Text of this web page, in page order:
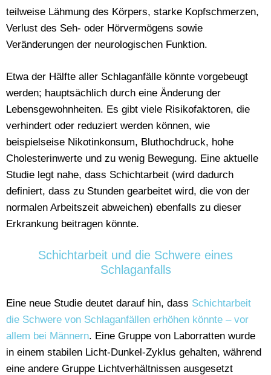
teilweise Lähmung des Körpers, starke Kopfschmerzen,
Verlust des Seh- oder Hörvermögens sowie
Veränderungen der neurologischen Funktion.
Etwa der Hälfte aller Schlaganfälle könnte vorgebeugt
werden; hauptsächlich durch eine Änderung der
Lebensgewohnheiten. Es gibt viele Risikofaktoren, die
verhindert oder reduziert werden können, wie
beispielseise Nikotinkonsum, Bluthochdruck, hohe
Cholesterinwerte und zu wenig Bewegung. Eine aktuelle
Studie legt nahe, dass Schichtarbeit (wird dadurch
definiert, dass zu Stunden gearbeitet wird, die von der
normalen Arbeitszeit abweichen) ebenfalls zu dieser
Erkrankung beitragen könnte.
Schichtarbeit und die Schwere eines
Schlaganfalls
Eine neue Studie deutet darauf hin, dass Schichtarbeit
die Schwere von Schlaganfällen erhöhen könnte – vor
allem bei Männern. Eine Gruppe von Laborratten wurde
in einem stabilen Licht-Dunkel-Zyklus gehalten, während
eine andere Gruppe Lichtverhältnissen ausgesetzt